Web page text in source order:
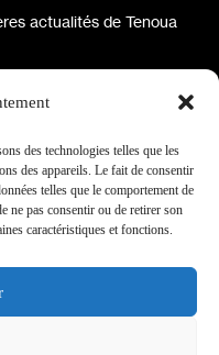
des technologies telles que les
des appareils. Le fait de consentir
telles que le comportement de
ne pas consentir ou de retirer son
caractéristiques et fonctions.
actualités de Tenoua
sociaux
Facebook
Youtube